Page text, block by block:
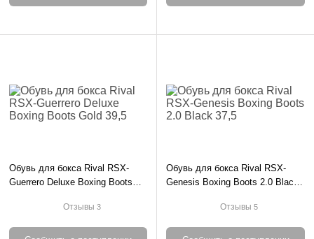
Обувь для бокса Rival RSX-
Guerrero Deluxe Boxing Boots
Отзывы3
Обувь для бокса Rival RSX-
Genesis Boxing Boots 2.0 Black
Отзывы5